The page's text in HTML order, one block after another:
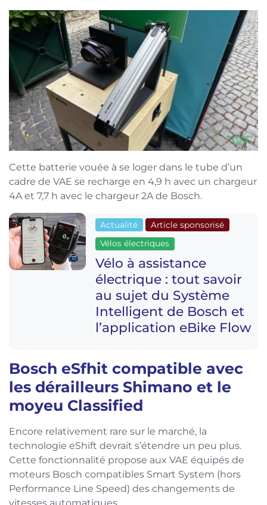
Cette batterie vouée à se loger dans le tube d’un
cadre de VAE se recharge en 4,9 h avec un chargeur
4A et 7,7 h avec le chargeur 2A de Bosch.
Actualité
Article sponsorisé
Vélos électriques
Vélo à assistance
électrique : tout savoir
au sujet du Système
Intelligent de Bosch et
l’application eBike Flow
Bosch eSfhit compatible avec
les dérailleurs Shimano et le
moyeu Classified
Encore relativement rare sur le marché, la
technologie eShift devrait s’étendre un peu plus.
Cette fonctionnalité propose aux VAE équipés de
moteurs Bosch compatibles Smart System (hors
Performance Line Speed) des changements de